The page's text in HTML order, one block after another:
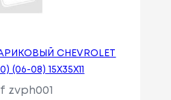
CHEVROLET
(06-08) 15X35X11
zvph001